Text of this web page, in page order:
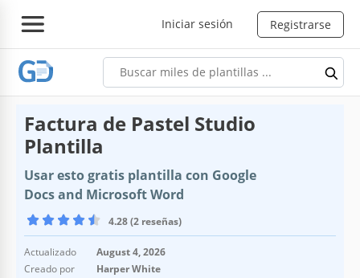
Iniciar sesión Registrarse
Factura de Pastel Studio
Plantilla
Usar esto gratis plantilla con Google
Docs and Microsoft Word
4.28 (2 reseñas)
Actualizado
August 4, 2026
Creado por
Harper White